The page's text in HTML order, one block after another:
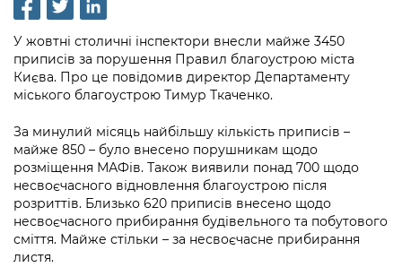
Рішення та розпорядження
Проєкти розпоряджень, що
перебувають на погодженні КМВА
Рішення Київради
Контактна інформація
Графік роботи та прийому громадян
Вакансії
Статистика
Освіта та навчальні заклади
Дороги, транспорт та парковки
Навколишнє середовище міста
Містобудування та земельні ділянки
Культура, спорт, дозвілля
Бізнес та ліцензування
Фінанси та бюджет
Громадська експертиза
Громадський бюджет
Консультації з громадськістю
Громадська рада
Петиції
Відкритий бюджет
Контактний центр
Інформація з обмеженим доступом
Подати запит онлайн
інших актів
Нормативна база
Питання і відповіді про публічну
інформацію
Порядок оскарження рішень, дій чи
Медіагалерея
Підписатися на новини та анонси від
КМДА / Subscribe to announcements
from the KCSA
Порядок акредитації медіа /
Accreditation process
Подати журналістський запит /
Submitting a media request
Зйомки в лікарнях в умовах воєнного
Портал Послуг
У жовтні столичні інспектори внесли майже 3450
приписів за порушення Правил благоустрою міста
Києва. Про це повідомив директор Департаменту
міського благоустрою Тимур Ткаченко.
За минулий місяць найбільшу кількість приписів –
майже 850 – було внесено порушникам щодо
розміщення МАФів. Також виявили понад 700 щодо
несвоєчасного відновлення благоустрою після
розриттів. Близько 620 приписів внесено щодо
несвоєчасного прибирання будівельного та побутового
сміття. Майже стільки – за несвоєчасне прибирання
листя.